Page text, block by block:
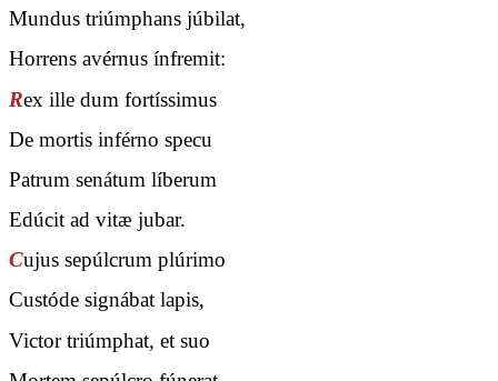
Mundus triúmphans júbilat,
Horrens avérnus ínfremit:
Rex ille dum fortíssimus
De mortis inférno specu
Patrum senátum líberum
Edúcit ad vitæ jubar.
Cujus sepúlcrum plúrimo
Custóde signábat lapis,
Victor triúmphat, et suo